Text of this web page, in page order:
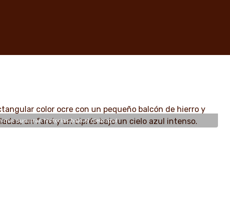
que susurran historias bajo el cielo azul